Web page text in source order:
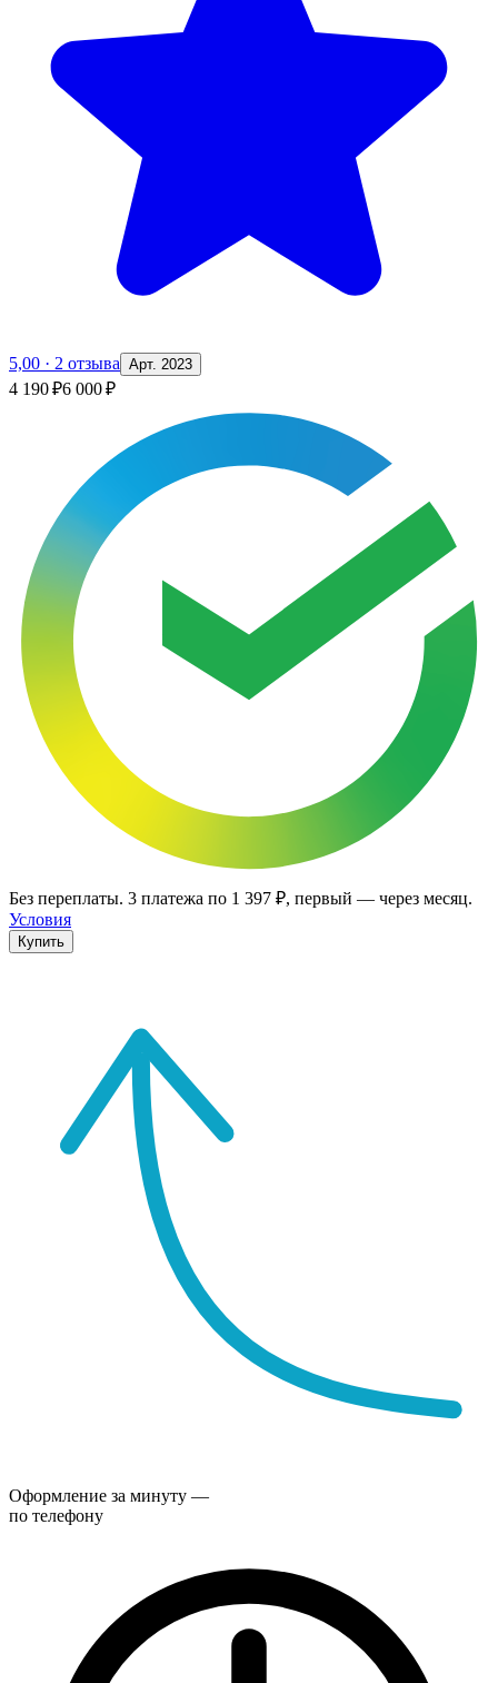
5,00 · 2 отзыва Арт. 2023
4 190 ₽6 000 ₽
Без переплаты. 3 платежа по 1 397 ₽, первый — через месяц.
Условия
Купить
Оформление за минуту —
по телефону